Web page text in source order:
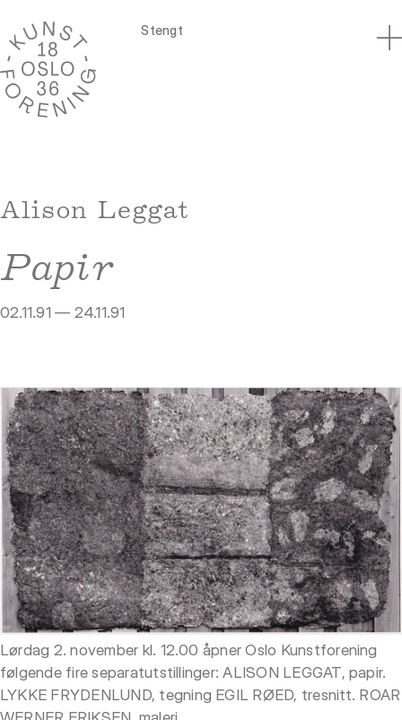
Stengt
Alison Leggat
Papir
02.11.91 — 24.11.91
Lørdag 2. november kl. 12.00 åpner Oslo Kunstforening
følgende fire separatutstillinger: ALISON LEGGAT, papir.
LYKKE FRYDENLUND, tegning EGIL RØED, tresnitt. ROAR